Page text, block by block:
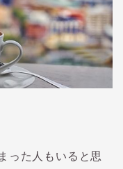
った人もいると思